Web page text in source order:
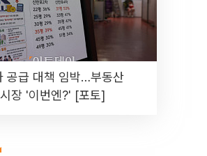
공급 대책 임박…부동산
시장 '이번엔?' [포토]